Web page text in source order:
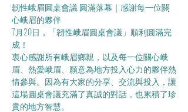
韌性峨眉圓桌會議 圓滿落幕｜感謝每一位關
心峨眉的夥伴
7月20日，「韌性峨眉圓桌會議」順利圓滿完
成！
衷心感謝所有峨眉鄉親，以及每一位關心峨
眉、熱愛峨眉、願意為地方投入心力的夥伴熱
情參與。因為有大家的分享、交流與投入，讓
這場圓桌會議充滿了真誠的對話，也累積了珍
貴的地方智慧。